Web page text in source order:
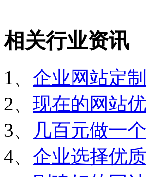
相关行业资讯
1、 企业网站定
2、 现在的网站
3、
几百元做一
4、 企业选择优